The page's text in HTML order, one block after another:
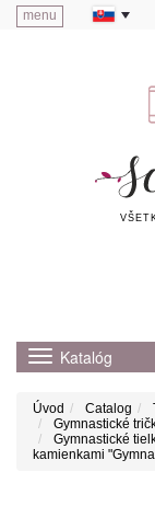
menu
Katalóg
Úvod Catalog
Gymnastické
Gymnastické
kamienkami